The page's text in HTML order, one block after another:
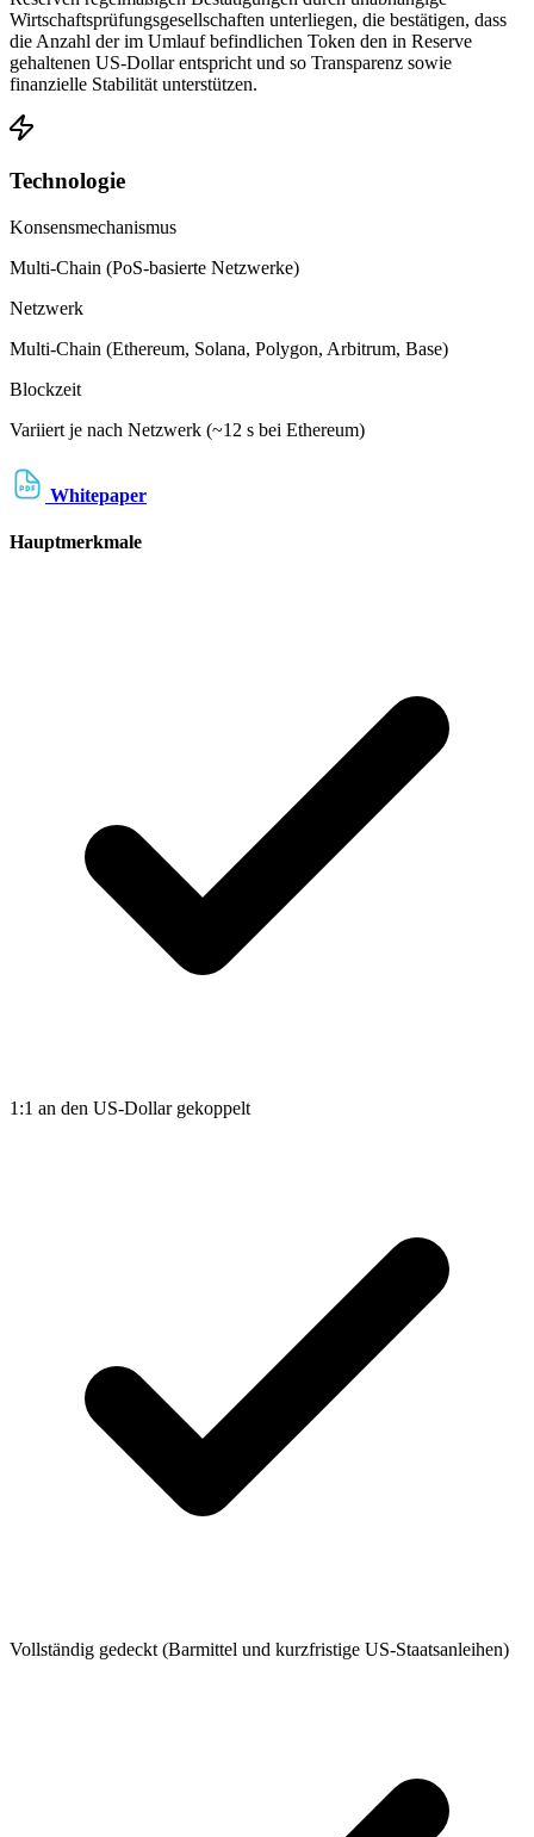
Wirtschaftsprüfungsgesellschaften unterliegen, die bestätigen, dass
die Anzahl der im Umlauf befindlichen Token den in Reserve
gehaltenen US-Dollar entspricht und so Transparenz sowie
finanzielle Stabilität unterstützen.
Technologie
Konsensmechanismus
Multi-Chain (PoS-basierte Netzwerke)
Netzwerk
Multi-Chain (Ethereum, Solana, Polygon, Arbitrum, Base)
Blockzeit
Variiert je nach Netzwerk (~12 s bei Ethereum)
Whitepaper
Hauptmerkmale
1:1 an den US-Dollar gekoppelt
Vollständig gedeckt (Barmittel und kurzfristige US-Staatsanleihen)